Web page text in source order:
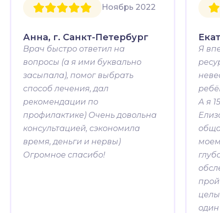
Ноябрь 2022
Анна, г. Санкт-Петербург
Врач быстро ответил на
вопросы (а я ими буквально
засыпала), помог выбрать
способ лечения, дал
рекомендации по
профилактике) Очень довольна
консультацией, сэкономила
время, деньги и нервы)
Огромное спасибо!
Я
А я